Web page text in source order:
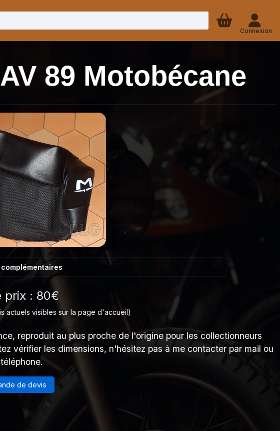
Connexion
89 Motobécane
prix : 80€
actuels visibles sur la page d'accueil)
reproduit au plus proche de l'origine pour les collectionneurs
vérifier les dimensions, n'hésitez pas à me contacter par mail ou
de devis